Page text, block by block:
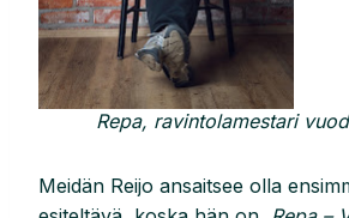
Repa, ravintolamestari
Meidän Reijo ansaitsee olla